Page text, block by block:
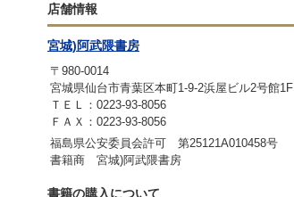
店舗情報
宮城)阿武隈書房
〒980-0014
宮城県仙台市青葉区本町1-9-2浜屋ビル2号館1F
ＴＥＬ：0223-93-8056
ＦＡＸ：0223-93-8056
福島県公安委員会許可 第25121A010458号
書籍商 宮城)阿武隈書房
書籍の購入について